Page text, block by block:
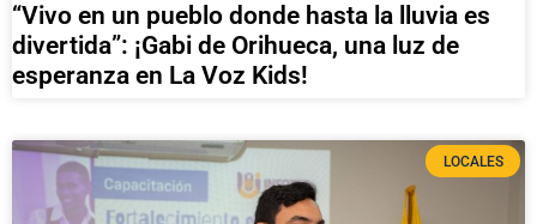
“Vivo en un pueblo donde hasta la lluvia es
divertida”: ¡Gabi de Orihueca, una luz de
esperanza en La Voz Kids!
LOCALES